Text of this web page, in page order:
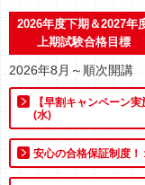
2026年度下期＆2027年
上期試験合格目標
2026年8月～順次開講
【早割キャンペーン
(水)
安心の合格保証制度！